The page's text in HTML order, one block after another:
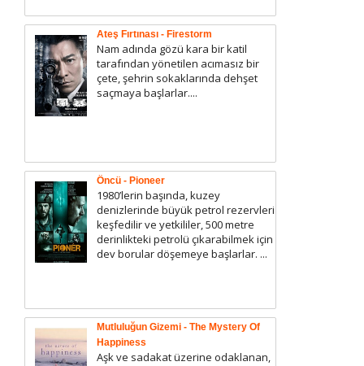
Ateş Fırtınası - Firestorm
Nam adında gözü kara bir katil
tarafından yönetilen acımasız bir
çete, şehrin sokaklarında dehşet
saçmaya başlarlar....
Öncü - Pioneer
1980’lerin başında, kuzey
denizlerinde büyük petrol rezervleri
keşfedilir ve yetkililer, 500 metre
derinlikteki petrolü çıkarabilmek için
dev borular döşemeye başlarlar. ...
Mutluluğun Gizemi - The Mystery Of
Happiness
Aşk ve sadakat üzerine odaklanan,